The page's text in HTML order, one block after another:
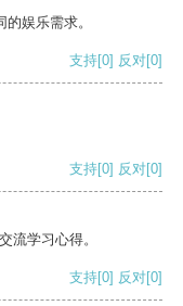
娱乐需求。
支持[0] 反对[0]
支持[0] 反对[0]
流学习心得。
支持[0] 反对[0]